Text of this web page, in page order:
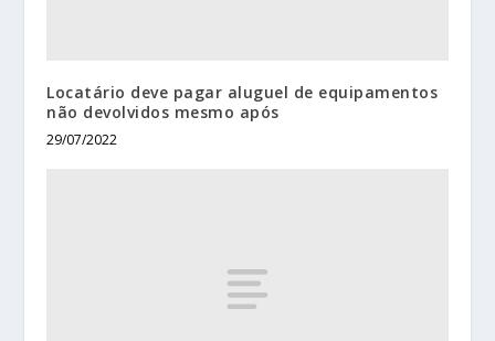
Locatário deve pagar aluguel de equipamentos
não devolvidos mesmo após
29/07/2022